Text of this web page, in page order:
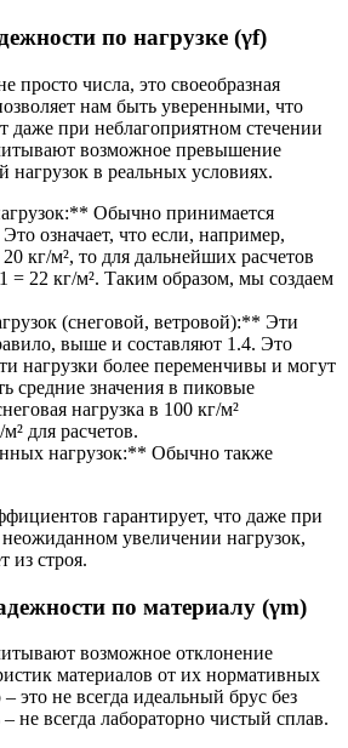
по нагрузке (γf)
просто числа, это своеобразная
нам быть уверенными, что
даже при неблагоприятном стечении
возможное превышение
нагрузок в реальных условиях.
Обычно принимается
означает, что если, например,
кг/м², то для дальнейших расчетов
= 22 кг/м². Таким образом, мы создаем
(снеговой, ветровой):** Эти
выше и составляют 1.4. Это
нагрузки более переменчивы и могут
средние значения в пиковые
нагрузка в 100 кг/м²
для расчетов.
нагрузок:** Обычно также
гарантирует, что даже при
увеличении нагрузок,
из строя.
по материалу (γm)
возможное отклонение
материалов от их нормативных
это не всегда идеальный брус без
не всегда лабораторно чистый сплав.